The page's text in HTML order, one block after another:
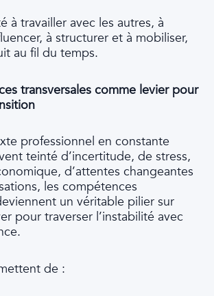
à travailler avec les autres, à
à structurer et à mobiliser,
au fil du temps.
transversales comme levier pour
professionnel en constante
teinté d’incertitude, de stress,
d’attentes changeantes
les compétences
un véritable pilier sur
pour traverser l’instabilité avec
de :